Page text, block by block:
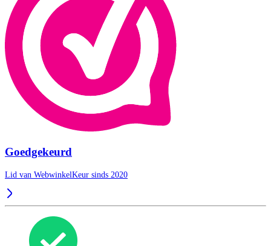
Goedgekeurd
Lid van WebwinkelKeur sinds 2020